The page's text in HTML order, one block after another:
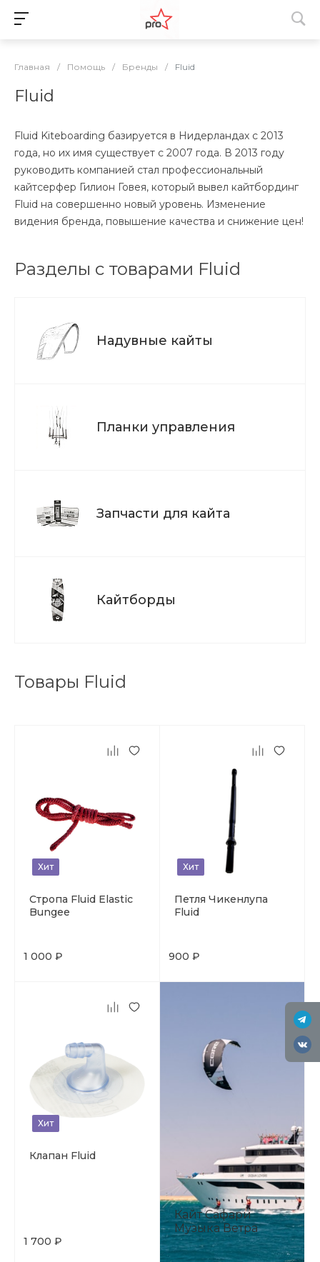
Главная / Помощь / Бренды / Fluid
Fluid
Fluid Kiteboarding базируется в Нидерландах с 2013
года, но их имя существует с 2007 года. В 2013 году
руководить компанией стал профессиональный
кайтсерфер Гилион Говея, который вывел кайтбординг
Fluid на совершенно новый уровень. Изменение
видения бренда, повышение качества и снижение цен!
Разделы с товарами Fluid
Надувные кайты
Планки управления
Запчасти для кайта
Кайтборды
Товары Fluid
Хит
Стропа Fluid Elastic
Bungee
1 000 ₽
Хит
Петля Чикенлупа
Fluid
900 ₽
Хит
Клапан Fluid
1 700 ₽
Кайт Сафари
Музыка Ветра